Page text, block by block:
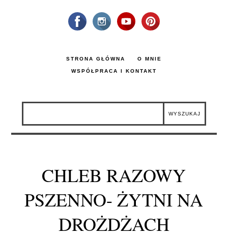
STRONA GŁÓWNA O MNIE
WSPÓŁPRACA I KONTAKT
CHLEB RAZOWY
PSZENNO- ŻYTNI NA
DROŻDŻACH